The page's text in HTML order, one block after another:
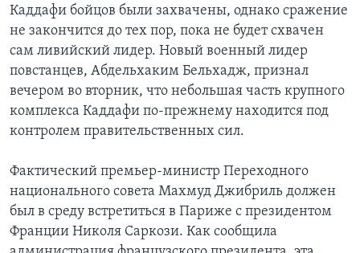
Каддафи бойцов были захвачены, однако сражение
не закончится до тех пор, пока не будет схвачен
сам ливийский лидер. Новый военный лидер
повстанцев, Абдельхаким Бельхадж, признал
вечером во вторник, что небольшая часть крупного
комплекса Каддафи по-прежнему находится под
контролем правительственных сил.
Фактический премьер-министр Переходного
национального совета Махмуд Джибриль должен
был в среду встретиться в Париже с президентом
Франции Николя Саркози. Как сообщила